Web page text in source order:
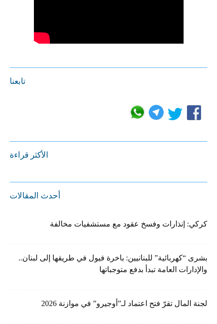
تابعنا
الأكثر قراءة
أحدث المقالات
كركي: إنذارات وفسخ عقود مع مستشفيات مخالفة
بشرى “كهربائية” للبنانيين: باخرة فيول في طريقها إلى لبنان..
والإدارات العامة تبدأ بدفع متوجباتها
لجنة المال تقرّ فتح اعتماد لـ”أوجيرو” في موازنة 2026